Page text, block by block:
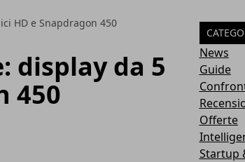
HD e Snapdragon 450
display da 5
450
News
Guide
Offerte
Startup